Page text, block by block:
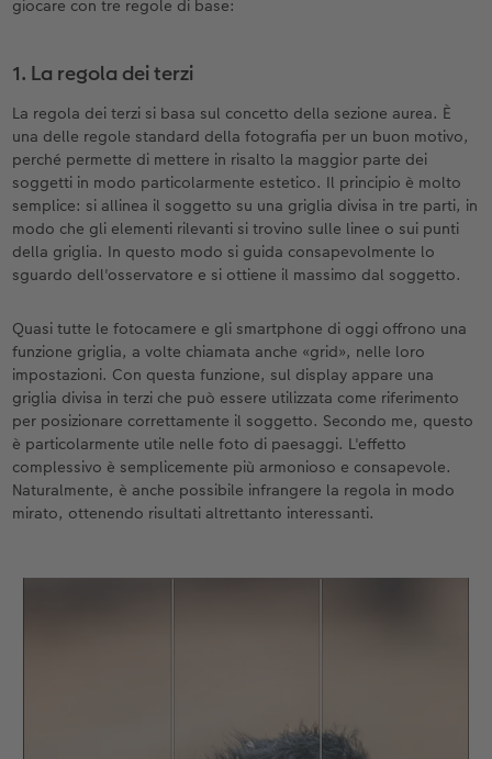
Custodia personalizzata
Tasca interna
FOTOLIBRO CEWE Kids
Copertina in pelle e lino
Primi passi
Come ordinare
Esempi di clienti
Storie dei clienti
Coffeetable Book «Art Collection»
Accessori
Stampe su carta riciclata
Poster premium
Set di foto
Foto adesivi
Foto istantanee
Fototessere
Accessori
Poster con mappa
Collage fotografico
hexxas
Plexiglas
Poster in alluminio
Foto su legno
Poster Gallery
Poster su forex
Mosaico
Consigli decorazione murale
Altre occasioni
Biglietti pieghevoli
Foto biglietti
Cartoline postali
Cartoline singole con spedizione diretta
Decorazioni
Giochi
Scuola e ufficio
Animali domestici
Faber-Castell
Stampe artistiche
Foto-box regalo
Idee regalo
Buono regalo CEWE
Barattolo per croccantini con foto
Calendari da parete con design
Calendario da parete A4
Calendario da parete A4 Panoramico
Calendario da parete A3
Calendario da tavolo quadrato
Accessori
Cartoline fotografiche istantanee
Set di foto istantanee
Collage di foto istantanee
Foto mosaico istantanee
Fototessere biometriche
Trova la filiale
per il compleanno
Regali per la festa della mamma
Regali d’addio
Fotoregali per Pasqua
per gli sposi
per l’addio al nubilato
Matrimonio
Annuario
Concorsi fotografici
Storie dei clienti
App
giocare con tre regole di base:
1. La regola dei terzi
La regola dei terzi si basa sul concetto della sezione aurea. È
una delle regole standard della fotografia per un buon motivo,
perché permette di mettere in risalto la maggior parte dei
soggetti in modo particolarmente estetico. Il principio è molto
semplice: si allinea il soggetto su una griglia divisa in tre parti, in
modo che gli elementi rilevanti si trovino sulle linee o sui punti
della griglia. In questo modo si guida consapevolmente lo
sguardo dell'osservatore e si ottiene il massimo dal soggetto.
Quasi tutte le fotocamere e gli smartphone di oggi offrono una
funzione griglia, a volte chiamata anche «grid», nelle loro
impostazioni. Con questa funzione, sul display appare una
griglia divisa in terzi che può essere utilizzata come riferimento
per posizionare correttamente il soggetto. Secondo me, questo
è particolarmente utile nelle foto di paesaggi. L'effetto
complessivo è semplicemente più armonioso e consapevole.
Naturalmente, è anche possibile infrangere la regola in modo
mirato, ottenendo risultati altrettanto interessanti.